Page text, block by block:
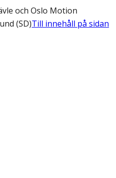
och Oslo Motion
(SD)Till innehåll på sidan